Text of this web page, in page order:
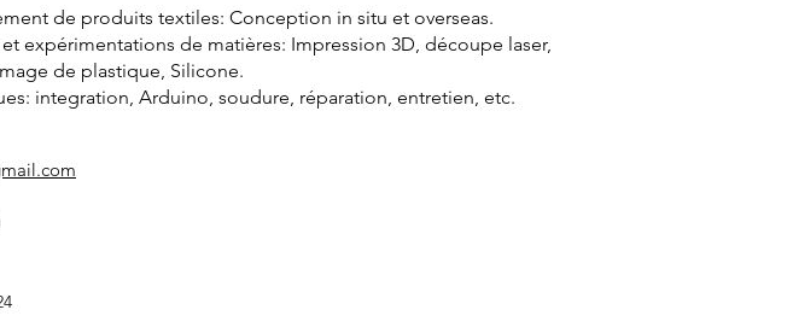
de produits textiles: Conception in situ et overseas.
et expérimentations de matières: Impression 3D, découpe laser,
de plastique, Silicone.
integration, Arduino, soudure, réparation, entretien, etc.